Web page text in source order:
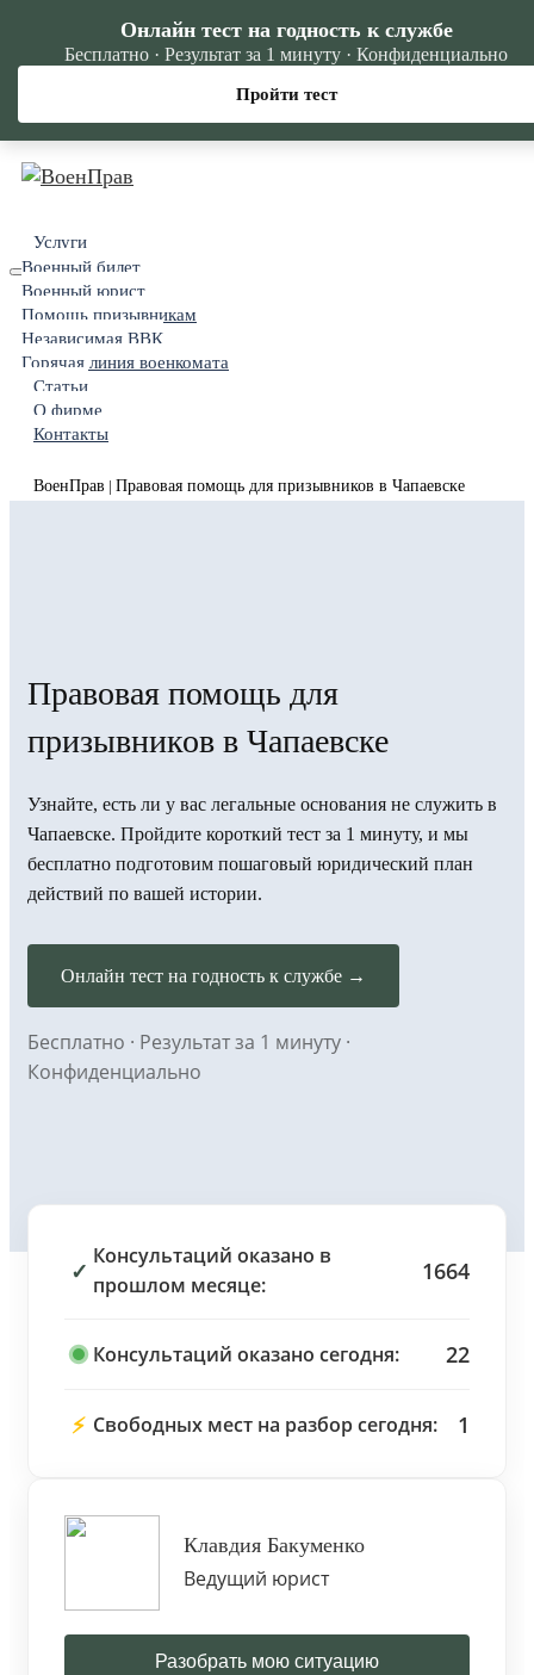
Услуги
Военный билет
Военный юрист
Помощь призывникам
Независимая ВВК
Горячая линия военкомата
Статьи
О фирме
Контакты
ВоенПрав Правовая помощь для призывников в Чапаевске
Правовая помощь для
призывников в Чапаевске
Узнайте, есть ли у вас легальные основания не служить в
Чапаевске. Пройдите короткий тест за 1 минуту, и мы
бесплатно подготовим пошаговый юридический план
действий по вашей истории.
Онлайн тест на годность к службе →
Бесплатно · Результат за 1 минуту ·
Конфиденциально
✓
Консультаций оказано в
прошлом месяце:
1664
Консультаций оказано сегодня: 22
⚡ Свободных мест на разбор сегодня: 1
Клавдия Бакуменко
Ведущий юрист
Разобрать мою ситуацию
Онлайн тест на годность к службе
Бесплатно · Результат за 1 минуту · Конфиденциально
Пройти тест